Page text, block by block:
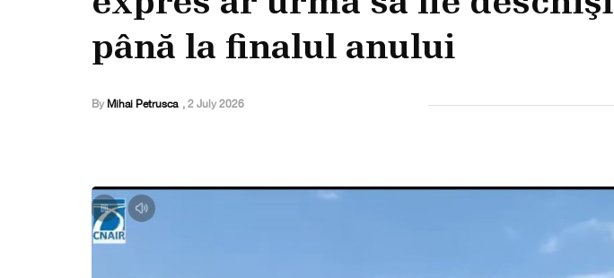
până la finalul anului
By Mihai Petrusca , 2 July 2026